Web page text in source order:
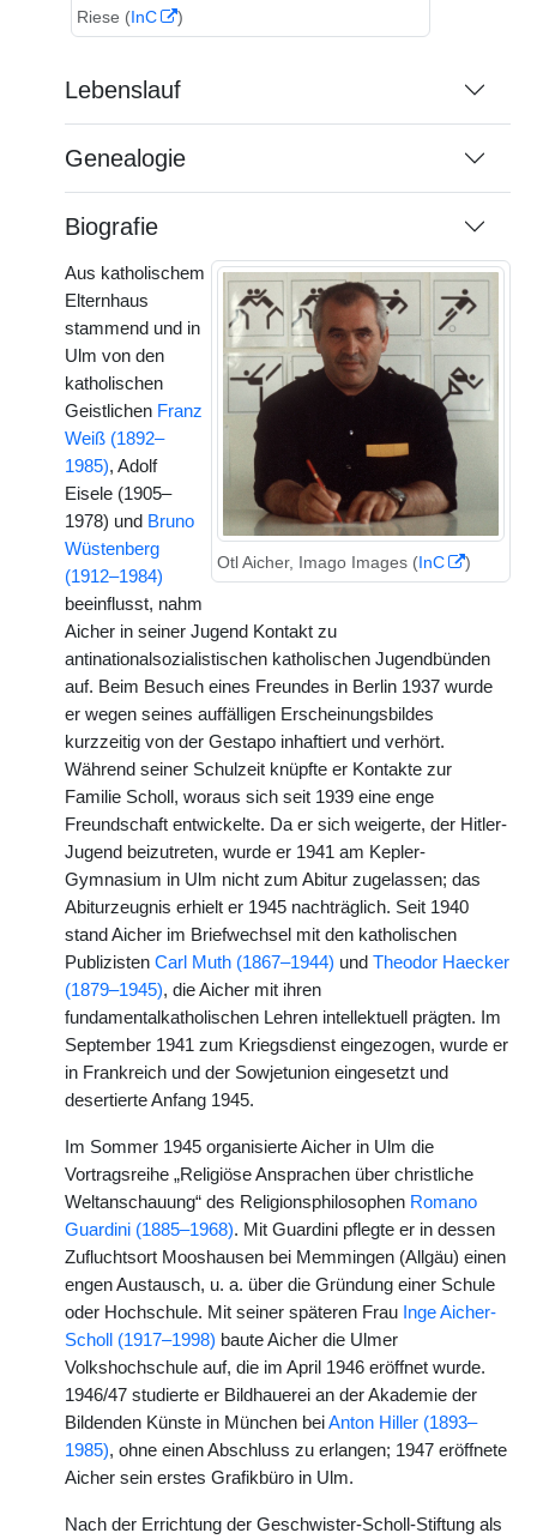
Riese (InC )
Lebenslauf
Genealogie
Biografie
Otl Aicher, Imago Images (InC )
Aus katholischem
Elternhaus
stammend und in
Ulm von den
katholischen
Geistlichen Franz
Weiß (1892–
1985), Adolf
Eisele (1905–
1978) und Bruno
Wüstenberg
(1912–1984)
beeinflusst, nahm
Aicher in seiner Jugend Kontakt zu
antinationalsozialistischen katholischen Jugendbünden
auf. Beim Besuch eines Freundes in Berlin 1937 wurde
er wegen seines auffälligen Erscheinungsbildes
kurzzeitig von der Gestapo inhaftiert und verhört.
Während seiner Schulzeit knüpfte er Kontakte zur
Familie Scholl, woraus sich seit 1939 eine enge
Freundschaft entwickelte. Da er sich weigerte, der Hitler-
Jugend beizutreten, wurde er 1941 am Kepler-
Gymnasium in Ulm nicht zum Abitur zugelassen; das
Abiturzeugnis erhielt er 1945 nachträglich. Seit 1940
stand Aicher im Briefwechsel mit den katholischen
Publizisten Carl Muth (1867–1944) und Theodor Haecker
(1879–1945), die Aicher mit ihren
fundamentalkatholischen Lehren intellektuell prägten. Im
September 1941 zum Kriegsdienst eingezogen, wurde er
in Frankreich und der Sowjetunion eingesetzt und
desertierte Anfang 1945.
Im Sommer 1945 organisierte Aicher in Ulm die
Vortragsreihe „Religiöse Ansprachen über christliche
Weltanschauung“ des Religionsphilosophen Romano
Guardini (1885–1968). Mit Guardini pflegte er in dessen
Zufluchtsort Mooshausen bei Memmingen (Allgäu) einen
engen Austausch, u. a. über die Gründung einer Schule
oder Hochschule. Mit seiner späteren Frau Inge Aicher-
Scholl (1917–1998) baute Aicher die Ulmer
Volkshochschule auf, die im April 1946 eröffnet wurde.
1946/47 studierte er Bildhauerei an der Akademie der
Bildenden Künste in München beiAnton Hiller (1893–
1985), ohne einen Abschluss zu erlangen; 1947 eröffnete
Aicher sein erstes Grafikbüro in Ulm.
Nach der Errichtung der Geschwister-Scholl-Stiftung als